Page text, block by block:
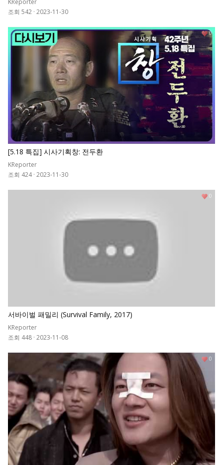
KReporter
조회 542 · 2023-11-30
[5.18 특집] 시사기획창: 전두환
KReporter
조회 424 · 2023-11-30
0
서바이벌 패밀리 (Survival Family, 2017)
KReporter
조회 448 · 2023-11-08
0
0